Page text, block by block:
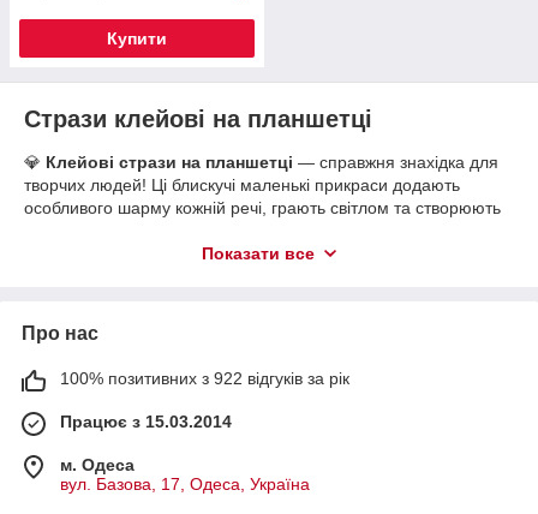
Купити
Стрази клейові на планшетці
💎 Клейові стрази на планшетці — справжня знахідка для
творчих людей! Ці блискучі маленькі прикраси додають
особливого шарму кожній речі, грають світлом та створюють
🌈 Широке застосування:
👗Декор одягу та взуття
🎁Подарункове оформлення— листівки, коробки,
власноруч;
👜Аксесуари: обідки, чохли для телефонів,
Показати все
Про нас
100% позитивних з 922 відгуків за рік
Працює з 15.03.2014
м. Одеса
вул. Базова, 17, Одеса, Україна